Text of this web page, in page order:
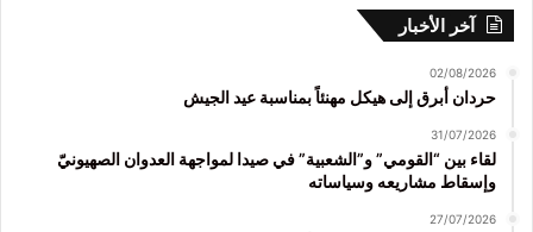
آخر الأخبار
02/08/2026
حردان أبرق إلى هيكل مهنئاً بمناسبة عيد الجيش
31/07/2026
لقاء بين “القومي” و”الشعبية” في صيدا لمواجهة العدوان الصهيونيّ
وإسقاط مشاريعه وسياساته
27/07/2026